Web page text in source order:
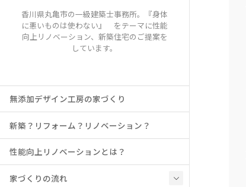
香川県丸亀市の一級建築士事務所。『身体
に悪いものは使わない』 をテーマに性能
向上リノベーション、新築住宅のご提案を
しています。
無添加デザイン工房の家づくり
新築？リフォーム？リノベーション？
性能向上リノベーションとは？
家づくりの流れ